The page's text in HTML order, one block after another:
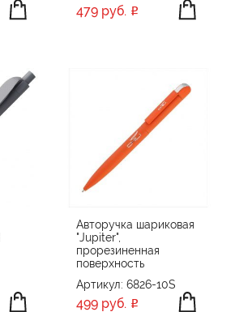
479 руб.
Авторучка шариковая
"Jupiter",
прорезиненная
поверхность
Артикул: 6826-10S
499 руб.